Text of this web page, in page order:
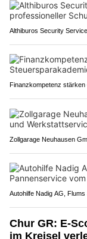
Althiburos Security
Finanzkompetenz
Zollgarage Neuhausen
Autohilfe Nadig AG,
Chur GR: E-
im Kreisel